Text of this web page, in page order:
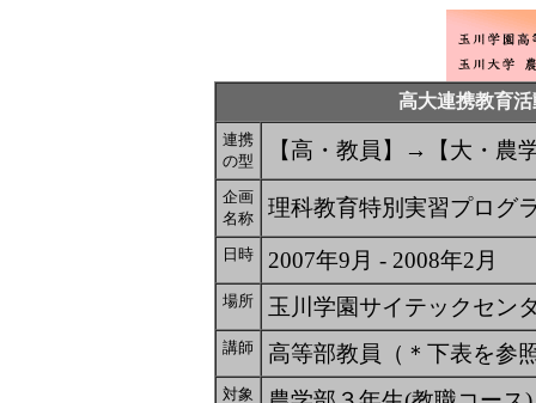
高大連携教育
連携
の型
【高・教員】→【大・農
企画
名称
理科教育特別実習プログ
日時 2007年9月 - 2008年2月
場所 玉川学園サイテックセン
講師 高等部教員（＊下表を参
対象